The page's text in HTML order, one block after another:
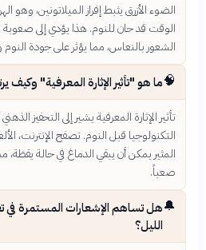
الضوء الأزرق يثبط إفراز الميلاتونين، وهو
الوقت قد حان للنوم. هذا يؤدي إلى صعوبة
الشعور بالنعاس، مما يؤثر على جودة
🧠ما هو "تأثير الإثارة المعرفية" وكيف
تأثير الإثارة المعرفية يشير إلى التحفيز
التكنولوجيا قبل النوم. تصفح الإنترنت،
المثير يمكن أن يبقي الدماغ في حالة يقظة،
صعباً.
🔔هل تساهم الإشعارات المستمرة في
الليل؟